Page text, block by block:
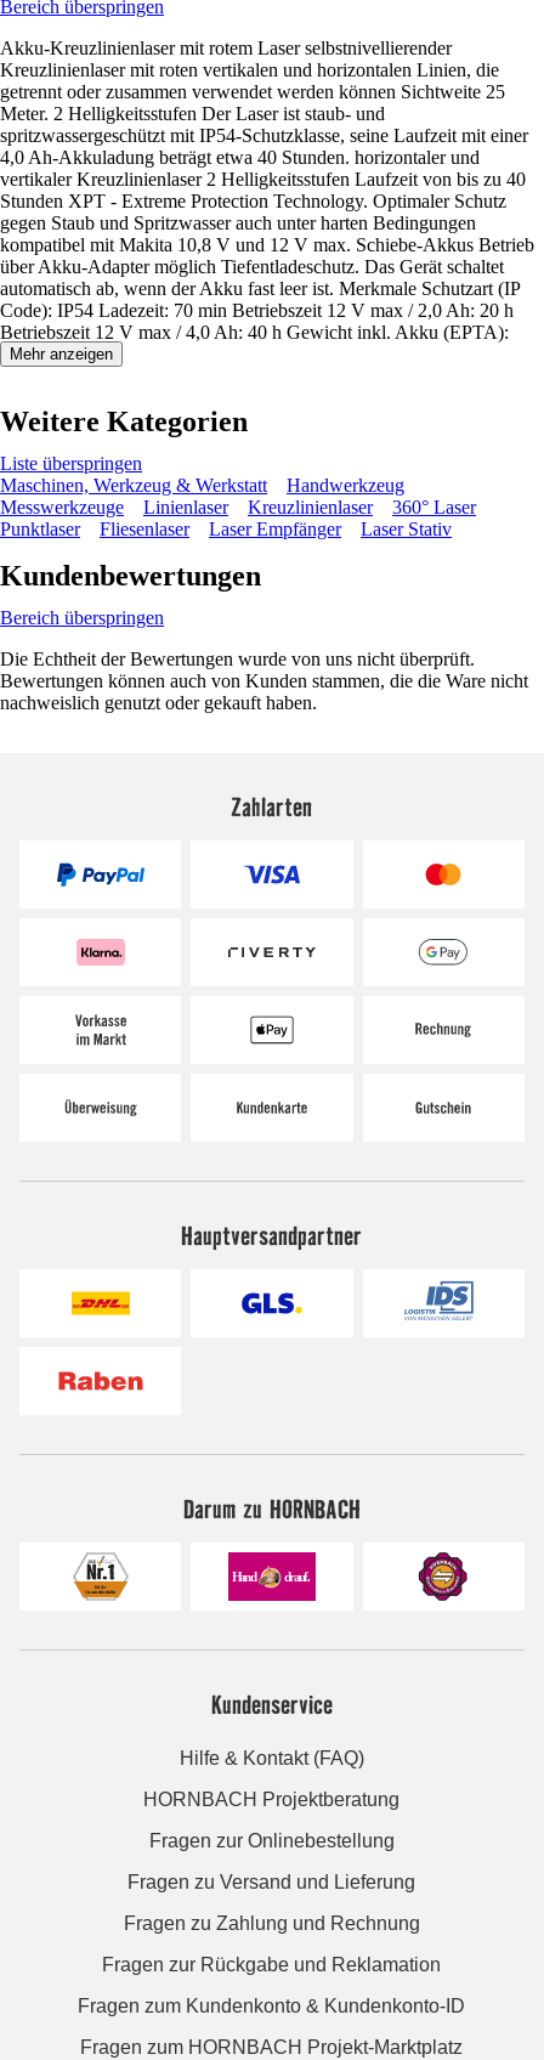
Bereich überspringen
Akku-Kreuzlinienlaser mit rotem Laser selbstnivellierender
Kreuzlinienlaser mit roten vertikalen und horizontalen Linien, die
getrennt oder zusammen verwendet werden können Sichtweite 25
Meter. 2 Helligkeitsstufen Der Laser ist staub- und
spritzwassergeschützt mit IP54-Schutzklasse, seine Laufzeit mit einer
4,0 Ah-Akkuladung beträgt etwa 40 Stunden. horizontaler und
vertikaler Kreuzlinienlaser 2 Helligkeitsstufen Laufzeit von bis zu 40
Stunden XPT - Extreme Protection Technology. Optimaler Schutz
gegen Staub und Spritzwasser auch unter harten Bedingungen
kompatibel mit Makita 10,8 V und 12 V max. Schiebe-Akkus Betrieb
über Akku-Adapter möglich Tiefentladeschutz. Das Gerät schaltet
automatisch ab, wenn der Akku fast leer ist. Merkmale Schutzart (IP
Code): IP54 Ladezeit: 70 min Betriebszeit 12 V max / 2,0 Ah: 20 h
Betriebszeit 12 V max / 4,0 Ah: 40 h Gewicht inkl. Akku (EPTA):
0,67 kg
Mehr anzeigen
Weitere Kategorien
Liste überspringen
Maschinen, Werkzeug & Werkstatt
Handwerkzeug
Messwerkzeuge
Linienlaser Kreuzlinienlaser
360° Laser
Punktlaser
Fliesenlaser Laser Empfänger Laser Stativ
Kundenbewertungen
Bereich überspringen
Die Echtheit der Bewertungen wurde von uns nicht überprüft.
Bewertungen können auch von Kunden stammen, die die Ware nicht
nachweislich genutzt oder gekauft haben.
Zahlarten
Hauptversandpartner
Darum zu HORNBACH
Kundenservice
Hilfe & Kontakt (FAQ)
HORNBACH Projektberatung
Fragen zur Onlinebestellung
Fragen zu Versand und Lieferung
Fragen zu Zahlung und Rechnung
Fragen zur Rückgabe und Reklamation
Fragen zum Kundenkonto & Kundenkonto-ID
Fragen zum HORNBACH Projekt-Marktplatz